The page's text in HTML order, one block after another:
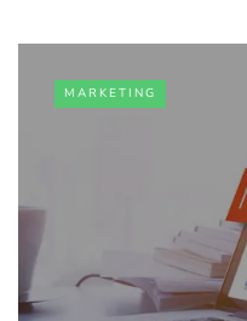
MARKETING